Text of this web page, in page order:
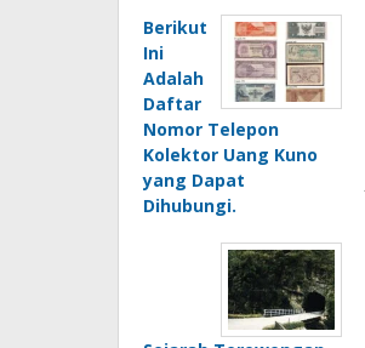
Berikut
Ini
Adalah
Daftar
Nomor Telepon
Kolektor Uang Kuno
yang Dapat
Dihubungi.